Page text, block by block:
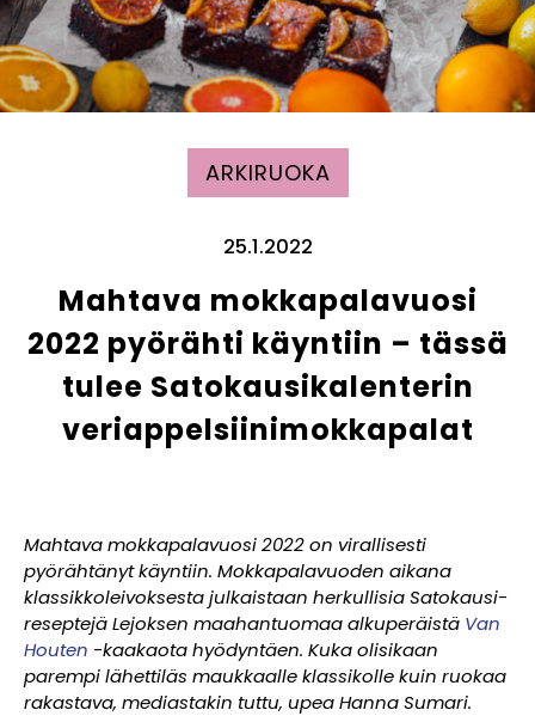
ARKIRUOKA
25.1.2022
Mahtava mokkapalavuosi
2022 pyörähti käyntiin – tässä
tulee Satokausikalenterin
veriappelsiinimokkapalat
Mahtava mokkapalavuosi 2022 on virallisesti
pyörähtänyt käyntiin. Mokkapalavuoden aikana
klassikkoleivoksesta julkaistaan herkullisia Satokausi-
reseptejä Lejoksen maahantuomaa alkuperäistä Van
Houten -kaakaota hyödyntäen. Kuka olisikaan
parempi lähettiläs maukkaalle klassikolle kuin ruokaa
rakastava, mediastakin tuttu, upea Hanna Sumari.